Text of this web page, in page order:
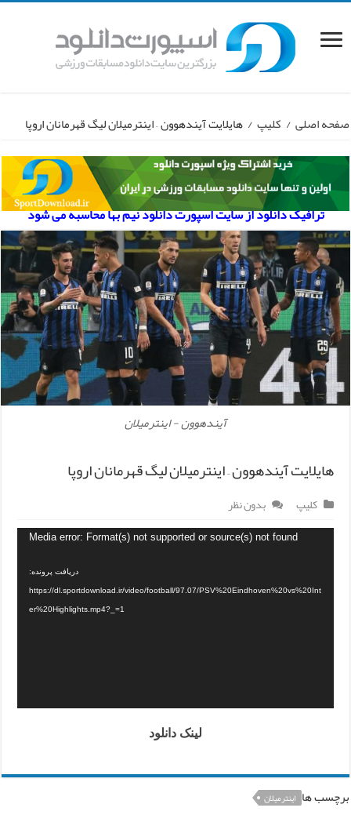
صفحه اصلی / کلیپ / هایلایت آیندهوون – اینترمیلان لیگ قهرمانان اروپا
ترافیک دانلود از سایت اسپورت دانلود نیم بها محاسبه می شود
آیندهوون - اینترمیلان
هایلایت آیندهوون – اینترمیلان لیگ قهرمانان اروپا
کلیپ بدون نظر
Media error: Format(s) not supported or source(s) not found
دریافت پرونده:
https://dl.sportdownload.ir/video/football/97.07/PSV%20Eindhoven%20vs%20Int
er%20Highlights.mp4?_=1
لینک دانلود
برچسب ها اینترمیلان